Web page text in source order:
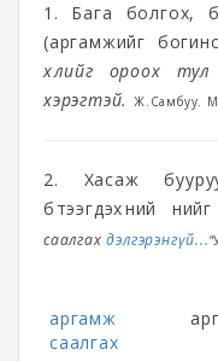
1. Бага болгох,
(аргамжийг
хөлийг ороох
хэрэгтэй. Ж.Самбуу.
2. Хасаж
бүтээгдэхүүний
саалгахдэлгэрэнгүй...
аргамж
саалгах